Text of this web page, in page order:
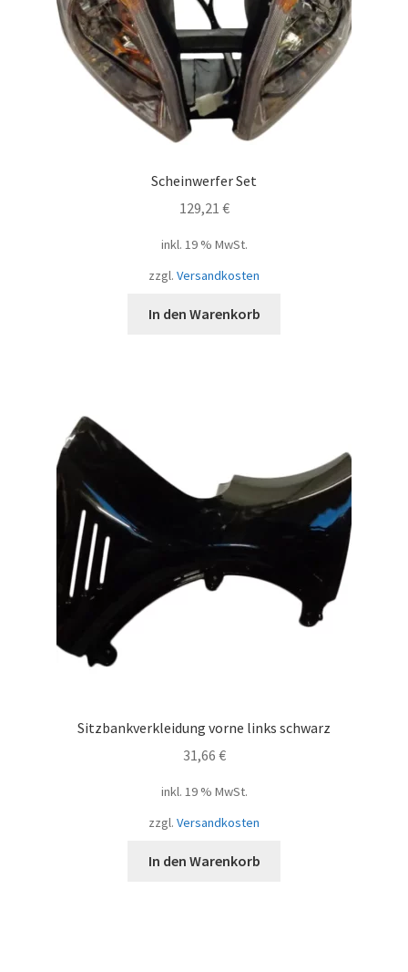
Scheinwerfer Set
129,21 €
inkl. 19 % MwSt.
zzgl. Versandkosten
In den Warenkorb
Sitzbankverkleidung vorne links schwarz
31,66 €
inkl. 19 % MwSt.
zzgl. Versandkosten
In den Warenkorb